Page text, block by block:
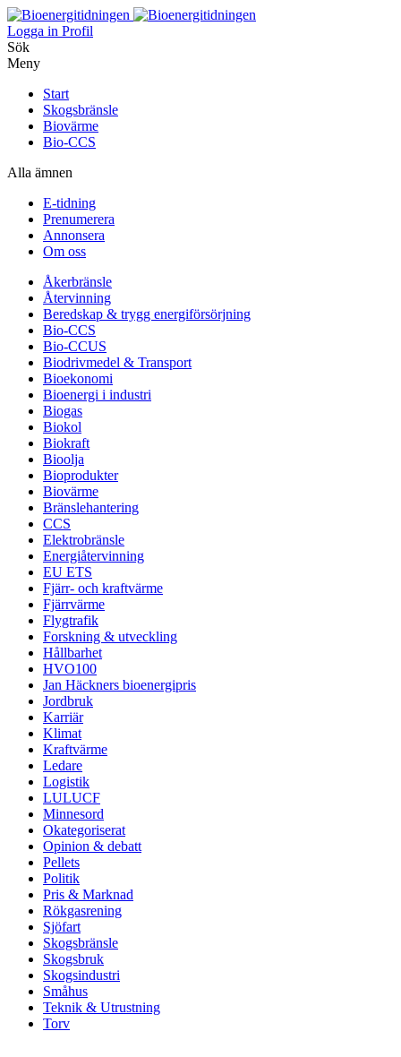
Logga in Profil
Sök
Meny
Start
Skogsbränsle
Biovärme
Bio-CCS
Alla ämnen
E-tidning
Prenumerera
Annonsera
Om oss
Åkerbränsle
Återvinning
Beredskap & trygg energiförsörjning
Bio-CCS
Bio-CCUS
Biodrivmedel & Transport
Bioekonomi
Bioenergi i industri
Biogas
Biokol
Biokraft
Bioolja
Bioprodukter
Biovärme
Bränslehantering
CCS
Elektrobränsle
Energiåtervinning
EU ETS
Fjärr- och kraftvärme
Fjärrvärme
Flygtrafik
Forskning & utveckling
Hållbarhet
HVO100
Jan Häckners bioenergipris
Jordbruk
Karriär
Klimat
Kraftvärme
Ledare
Logistik
LULUCF
Minnesord
Okategoriserat
Opinion & debatt
Pellets
Politik
Pris & Marknad
Rökgasrening
Sjöfart
Skogsbränsle
Skogsbruk
Skogsindustri
Småhus
Teknik & Utrustning
Torv